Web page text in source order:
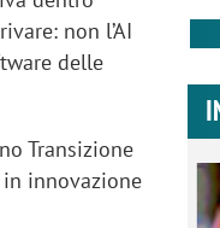
non l’AI
delle
Transizione
innovazione